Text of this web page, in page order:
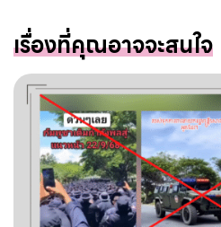
เรื่องที่คุณอาจจะสนใจ